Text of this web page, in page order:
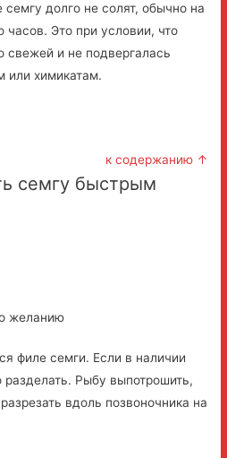
долго не солят, обычно на
часов. Это при условии, что
свежей и не подвергалась
или химикатам.
к содержанию ↑
семгу быстрым
желанию
филе семги. Если в наличии
Рыбу выпотрошить,
вдоль позвоночника на